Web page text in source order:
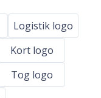
Logistik logo
Kort logo
Tog logo